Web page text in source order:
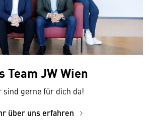
Team JW Wien
sind gerne für dich da!
über uns erfahren